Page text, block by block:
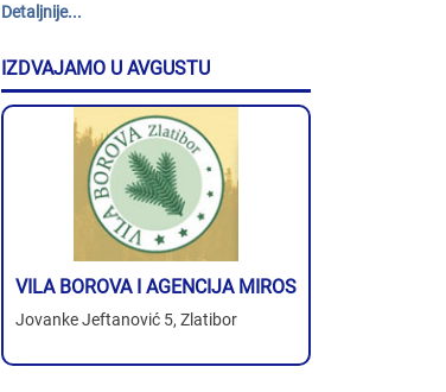
Detaljnije...
IZDVAJAMO U AVGUSTU
VILA BOROVA I AGENCIJA MIROS
Jovanke Jeftanović 5, Zlatibor